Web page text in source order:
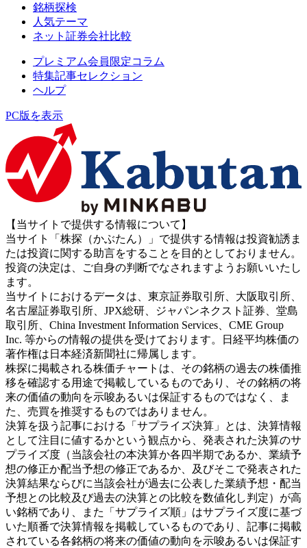
銘柄探検
人気テーマ
ネット証券会社比較
プレミアム会員限定コラム
特集記事セレクション
ヘルプ
PC版を表示
【当サイトで提供する情報について】
当サイト「株探（かぶたん）」で提供する情報は投資勧誘ま
たは投資に関する助言をすることを目的としておりません。
投資の決定は、ご自身の判断でなされますようお願いいたし
ます。
当サイトにおけるデータは、東京証券取引所、大阪取引所、
名古屋証券取引所、JPX総研、ジャパンネクスト証券、堂島
取引所、China Investment Information Services、CME Group
Inc. 等からの情報の提供を受けております。日経平均株価の
著作権は日本経済新聞社に帰属します。
株探に掲載される株価チャートは、その銘柄の過去の株価推
移を確認する用途で掲載しているものであり、その銘柄の将
来の価値の動向を示唆あるいは保証するものではなく、ま
た、売買を推奨するものではありません。
決算を扱う記事における「サプライズ決算」とは、決算情報
として注目に値するかという観点から、発表された決算のサ
プライズ度（当該会社の本決算か各四半期であるか、業績予
想の修正か配当予想の修正であるか、及びそこで発表された
決算結果ならびに当該会社が過去に公表した業績予想・配当
予想との比較及び過去の決算との比較を数値化し判定）が高
い銘柄であり、また「サプライズ順」はサプライズ度に基づ
いた順番で決算情報を掲載しているものであり、記事に掲載
されている各銘柄の将来の価値の動向を示唆あるいは保証す